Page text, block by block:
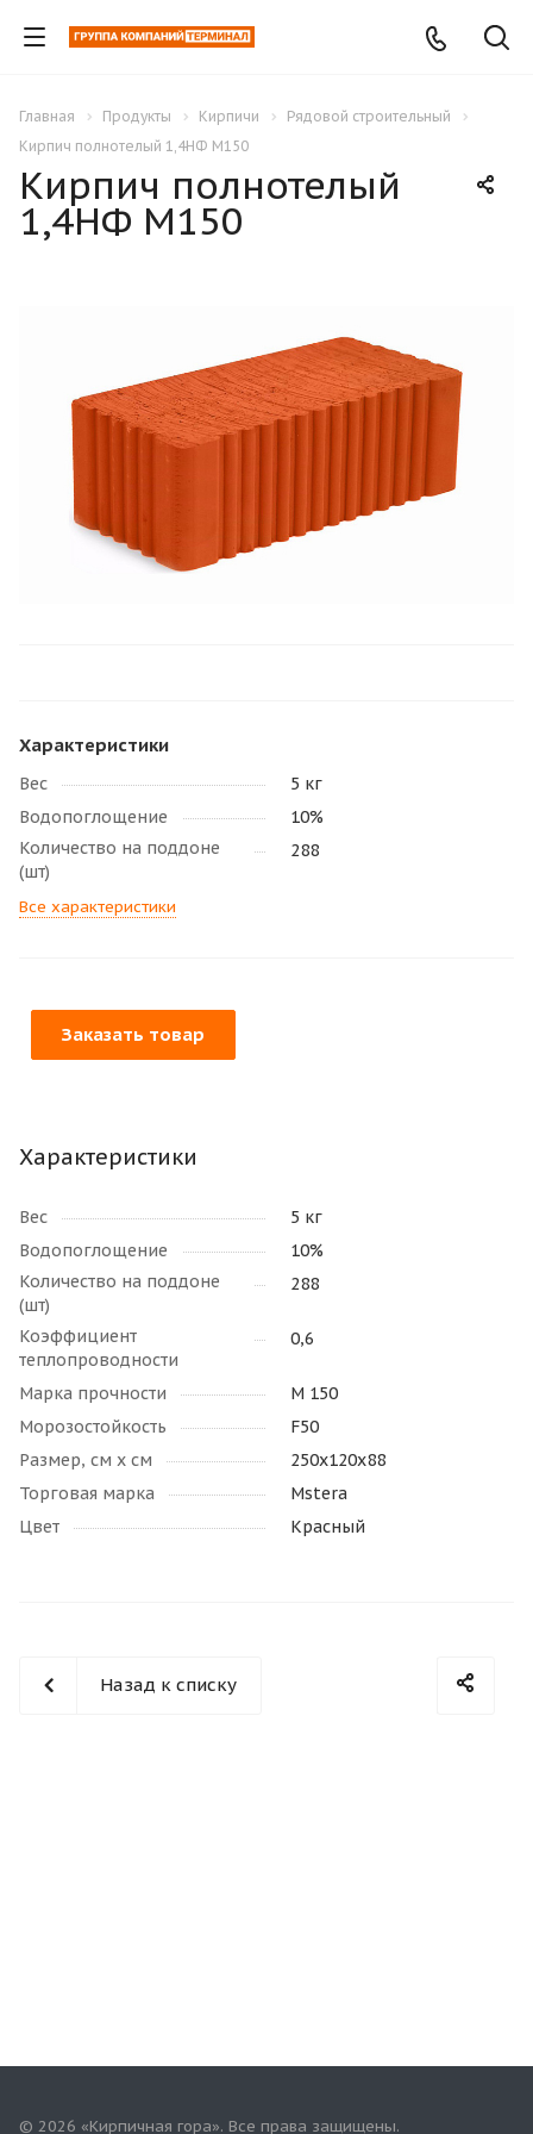
Главная Продукты Кирпичи
Рядовой строительный
Кирпич полнотелый 1,4НФ М150
Кирпич полнотелый
1,4НФ М150
Характеристики
Вес
5 кг
Водопоглощение
10%
Количество на поддоне
(шт)
288
Все характеристики
Заказать товар
Характеристики
Вес
5 кг
Водопоглощение
10%
Количество на поддоне
(шт)
288
Коэффициент
теплопроводности
0,6
Марка прочности
М 150
Морозостойкость
F50
Размер, см х см
250х120х88
Торговая марка
Mstera
Цвет
Красный
Назад к списку
© 2026 «Кирпичная гора». Все права защищены.